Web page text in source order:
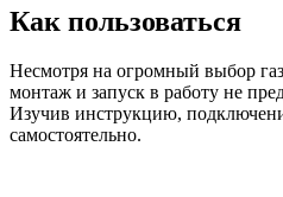
Как пользоваться
Несмотря на огромный выбор
монтаж и запуск в работу не
Изучив инструкцию,
самостоятельно.